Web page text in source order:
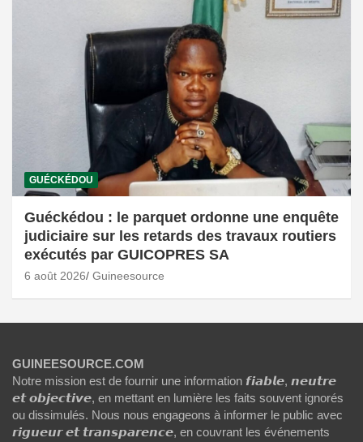
GUÉCKÉDOU
Guéckédou : le parquet ordonne une enquête
judiciaire sur les retards des travaux routiers
exécutés par GUICOPRES SA
6 août 2026 Guineesource
GUINEESOURCE.COM
Notre mission est de fournir une information 𝙛𝙞𝙖𝙗𝙡𝙚, 𝙣𝙚𝙪𝙩𝙧𝙚
𝙚𝙩 𝙤𝙗𝙟𝙚𝙘𝙩𝙞𝙫𝙚, en mettant en lumière les faits souvent ignorés
ou dissimulés. Nous nous engageons à informer le public avec
𝙧𝙞𝙜𝙪𝙚𝙪𝙧 𝙚𝙩 𝙩𝙧𝙖𝙣𝙨𝙥𝙖𝙧𝙚𝙣𝙘𝙚, en couvrant les événements